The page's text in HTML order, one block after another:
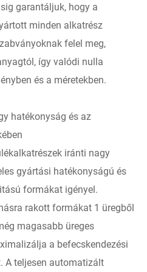
garantáljuk, hogy a
minden alkatrész
felel meg,
így valódi nulla
és a méretekben.
hatékonyság és az
iránti nagy
gyártási hatékonyságú és
formákat igényel.
rakott formákat 1 üregből
magasabb üreges
a befecskendezési
A teljesen automatizált